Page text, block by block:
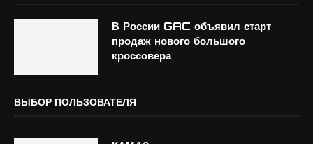
В России GAC объявил старт
продаж нового большого
кроссовера
ВЫБОР ПОЛЬЗОВАТЕЛЯ